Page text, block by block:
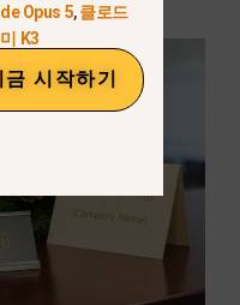
Opus 5,클로드
K3
시작하기